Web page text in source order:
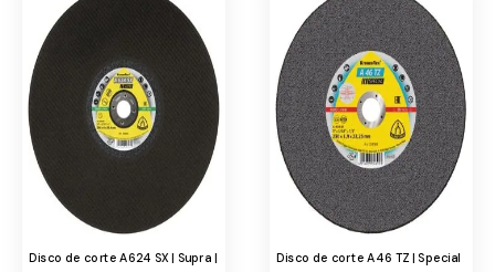
Disco de corte A624 SX | Supra | Disco de corte A46 TZ | Special